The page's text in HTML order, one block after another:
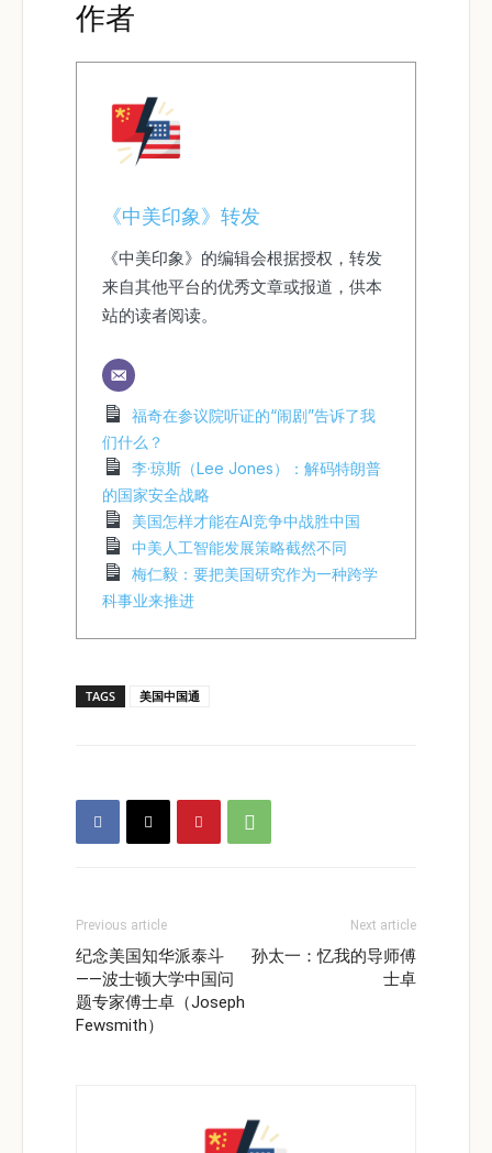
作者
《中美印象》转发
《中美印象》的编辑会根据授权，转发
来自其他平台的优秀文章或报道，供本
站的读者阅读。
福奇在参议院听证的“闹剧”告诉了我
们什么？
李·琼斯（Lee Jones）：解码特朗普
的国家安全战略
美国怎样才能在AI竞争中战胜中国
中美人工智能发展策略截然不同
梅仁毅：要把美国研究作为一种跨学
科事业来推进
TAGS 美国中国通
Previous article
纪念美国知华派泰斗
——波士顿大学中国问
题专家傅士卓（Joseph
Fewsmith）
Next article
孙太一：忆我的导师傅
士卓